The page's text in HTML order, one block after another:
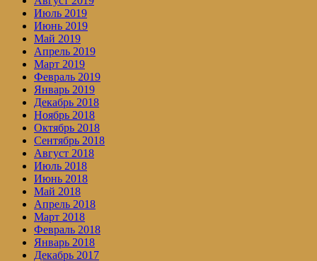
Июль 2019
Июнь 2019
Май 2019
Апрель 2019
Март 2019
Февраль 2019
Январь 2019
Декабрь 2018
Ноябрь 2018
Октябрь 2018
Сентябрь 2018
Август 2018
Июль 2018
Июнь 2018
Май 2018
Апрель 2018
Март 2018
Февраль 2018
Январь 2018
Декабрь 2017